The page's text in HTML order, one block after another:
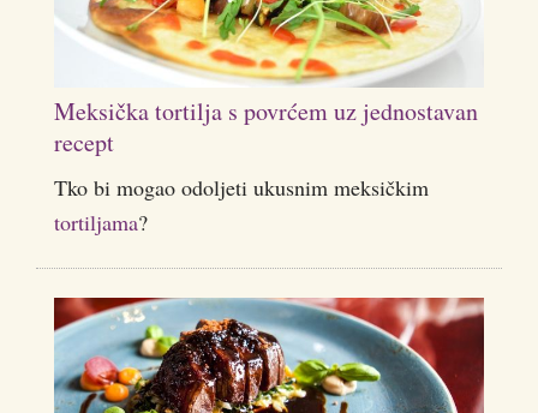
Meksička tortilja s povrćem uz jednostavan
recept
Tko bi mogao odoljeti ukusnim meksičkim
tortiljama?